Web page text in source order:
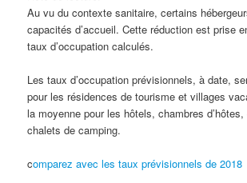
Au vu du contexte sanitaire, certains
capacités d’accueil. Cette réduction est prise
taux d’occupation calculés.
Les taux d’occupation prévisionnels, à date,
pour les résidences de tourisme et villages
la moyenne pour les hôtels, chambres
chalets de camping.
comparez avec les taux prévisionnels de 2018